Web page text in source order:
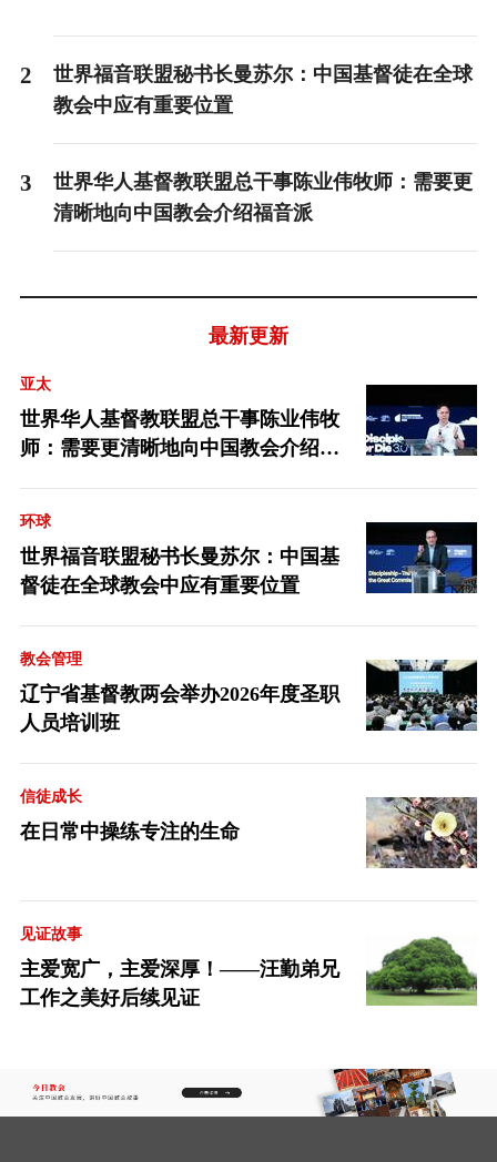
2
世界福音联盟秘书长曼苏尔：中国基督徒在全球
教会中应有重要位置
3
世界华人基督教联盟总干事陈业伟牧师：需要更
清晰地向中国教会介绍福音派
最新更新
亚太
世界华人基督教联盟总干事陈业伟牧
师：需要更清晰地向中国教会介绍福
环球
世界福音联盟秘书长曼苏尔：中国基
督徒在全球教会中应有重要位置
教会管理
辽宁省基督教两会举办2026年度圣职
人员培训班
信徒成长
在日常中操练专注的生命
见证故事
主爱宽广，主爱深厚！——汪勤弟兄
工作之美好后续见证